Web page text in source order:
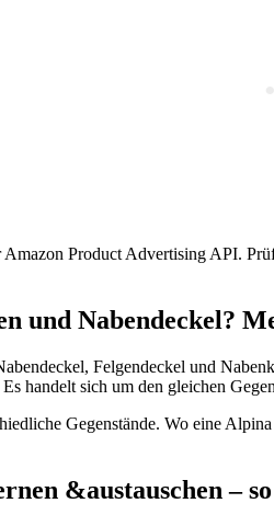
Product Advertising API.
und Nabendeckel?
Felgendeckel und
handelt sich um den gleichen
Gegenstände. Wo eine
&austauschen –